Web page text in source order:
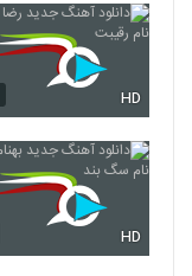
6264
6265
HD
HD